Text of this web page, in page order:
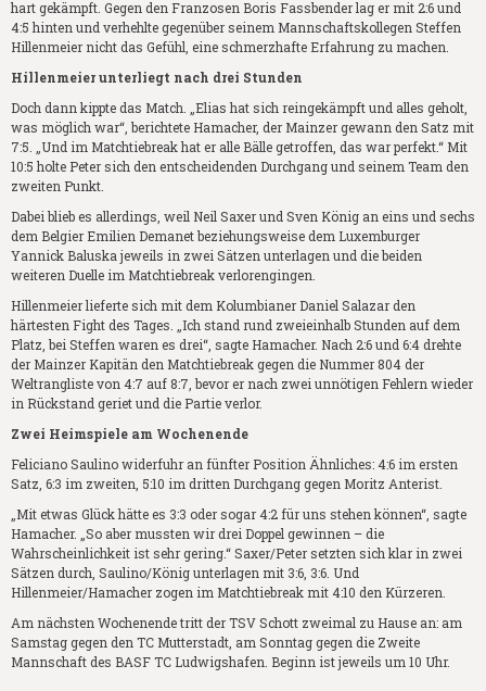
hart gekämpft. Gegen den Franzosen Boris Fassbender lag er mit 2:6 und
4:5 hinten und verhehlte gegenüber seinem Mannschaftskollegen Steffen
Hillenmeier nicht das Gefühl, eine schmerzhafte Erfahrung zu machen.
Hillenmeier unterliegt nach drei Stunden
Doch dann kippte das Match. „Elias hat sich reingekämpft und alles geholt,
was möglich war“, berichtete Hamacher, der Mainzer gewann den Satz mit
7:5. „Und im Matchtiebreak hat er alle Bälle getroffen, das war perfekt.“ Mit
10:5 holte Peter sich den entscheidenden Durchgang und seinem Team den
zweiten Punkt.
Dabei blieb es allerdings, weil Neil Saxer und Sven König an eins und sechs
dem Belgier Emilien Demanet beziehungsweise dem Luxemburger
Yannick Baluska jeweils in zwei Sätzen unterlagen und die beiden
weiteren Duelle im Matchtiebreak verlorengingen.
Hillenmeier lieferte sich mit dem Kolumbianer Daniel Salazar den
härtesten Fight des Tages. „Ich stand rund zweieinhalb Stunden auf dem
Platz, bei Steffen waren es drei“, sagte Hamacher. Nach 2:6 und 6:4 drehte
der Mainzer Kapitän den Matchtiebreak gegen die Nummer 804 der
Weltrangliste von 4:7 auf 8:7, bevor er nach zwei unnötigen Fehlern wieder
in Rückstand geriet und die Partie verlor.
Zwei Heimspiele am Wochenende
Feliciano Saulino widerfuhr an fünfter Position Ähnliches: 4:6 im ersten
Satz, 6:3 im zweiten, 5:10 im dritten Durchgang gegen Moritz Anterist.
„Mit etwas Glück hätte es 3:3 oder sogar 4:2 für uns stehen können“, sagte
Hamacher. „So aber mussten wir drei Doppel gewinnen – die
Wahrscheinlichkeit ist sehr gering.“ Saxer/Peter setzten sich klar in zwei
Sätzen durch, Saulino/König unterlagen mit 3:6, 3:6. Und
Hillenmeier/Hamacher zogen im Matchtiebreak mit 4:10 den Kürzeren.
Am nächsten Wochenende tritt der TSV Schott zweimal zu Hause an: am
Samstag gegen den TC Mutterstadt, am Sonntag gegen die Zweite
Mannschaft des BASF TC Ludwigshafen. Beginn ist jeweils um 10 Uhr.